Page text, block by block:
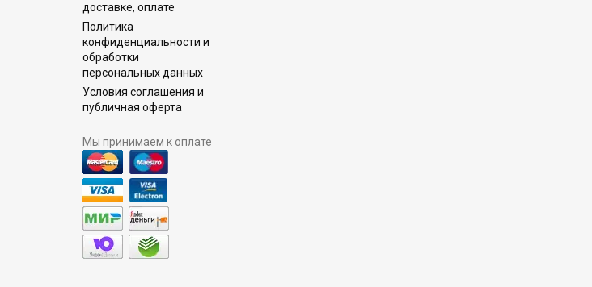
доставке, оплате
Политика
конфиденциальности и
обработки
персональных данных
Условия соглашения и
публичная оферта
Мы принимаем к оплате